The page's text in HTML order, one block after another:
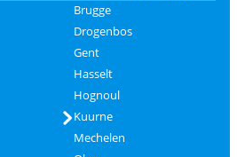
Brugge
Drogenbos
Gent
Hasselt
Hognoul
Kuurne
Mechelen